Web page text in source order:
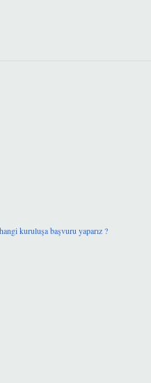
kuruluşa başvuru yaparız ?